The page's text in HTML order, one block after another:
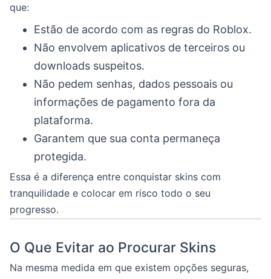
que:
Estão de acordo com as regras do Roblox.
Não envolvem aplicativos de terceiros ou
downloads suspeitos.
Não pedem senhas, dados pessoais ou
informações de pagamento fora da
plataforma.
Garantem que sua conta permaneça
protegida.
Essa é a diferença entre conquistar skins com
tranquilidade e colocar em risco todo o seu
progresso.
O Que Evitar ao Procurar Skins
Na mesma medida em que existem opções seguras,